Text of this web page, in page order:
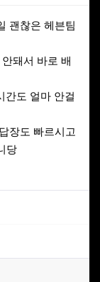
괜찮은 헤븐팀
돼서 바로 배
간도 얼마 안걸
장도 빠르시고
당